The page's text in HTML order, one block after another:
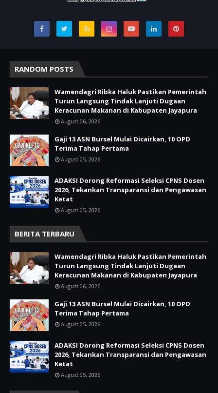
RANDOM POSTS
Wamendagri Ribka Haluk Pastikan Pemerintah
Turun Langsung Tindak Lanjuti Dugaan
Keracunan Makanan di Kabupaten Jayapura
August 06, 2026
Gaji 13 ASN Bursel Mulai Dicairkan, 10 OPD
Terima Tahap Pertama
August 05, 2026
ADAKSI Dorong Reformasi Seleksi CPNS Dosen
2026, Tekankan Transparansi dan Pengawasan
Ketat
August 05, 2026
BERITA TERBARU
Wamendagri Ribka Haluk Pastikan Pemerintah
Turun Langsung Tindak Lanjuti Dugaan
Keracunan Makanan di Kabupaten Jayapura
August 06, 2026
Gaji 13 ASN Bursel Mulai Dicairkan, 10 OPD
Terima Tahap Pertama
August 05, 2026
ADAKSI Dorong Reformasi Seleksi CPNS Dosen
2026, Tekankan Transparansi dan Pengawasan
Ketat
August 05, 2026